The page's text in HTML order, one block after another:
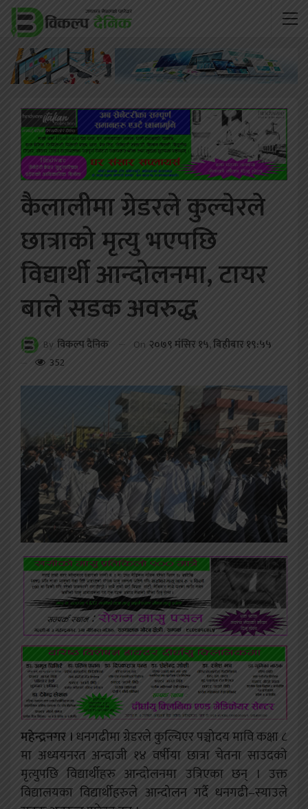
कैलालीमा ग्रेडरले कुल्चेरले
छात्राको मृत्यु भएपछि
विद्यार्थी आन्दोलनमा, टायर
बाले सडक अवरुद्ध
By विकल्प दैनिक On २०७९ मंसिर १५, बिहीबार १९:५५
352
महेन्द्रनगर ।धनगढीमा ग्रेडरले कुल्चिएर पञ्चोदय मावि कक्षा ८
मा अध्ययनरत अन्दाजी १४ वर्षीया छात्रा चेतना साउदको
मृत्युपछि विद्यार्थीहरु आन्दोलनमा उत्रिएका छन् । उक्त
विद्यालयका विद्यार्थीहरुले आन्दोलन गर्दै धनगढी–स्याउले